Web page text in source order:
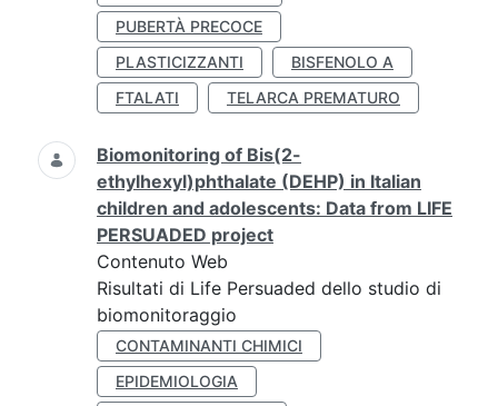
PUBERTÀ PRECOCE
PLASTICIZZANTI
BISFENOLO A
FTALATI
TELARCA PREMATURO
Biomonitoring of Bis(2-
ethylhexyl)phthalate (DEHP) in Italian
children and adolescents: Data from LIFE
PERSUADED project
Contenuto Web
Risultati di Life Persuaded dello studio di
biomonitoraggio
CONTAMINANTI CHIMICI
EPIDEMIOLOGIA